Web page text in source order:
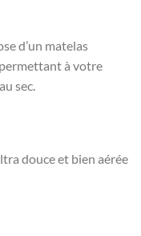
d’un matelas
à votre
sec.
douce et bien aérée